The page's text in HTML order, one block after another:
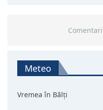
Meteo
Vremea în Bălți